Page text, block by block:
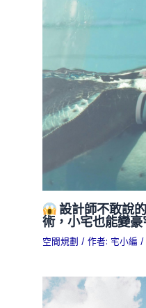
設計師不敢說
術，小宅也能變豪
空間規劃 / 作者: 宅小編 /